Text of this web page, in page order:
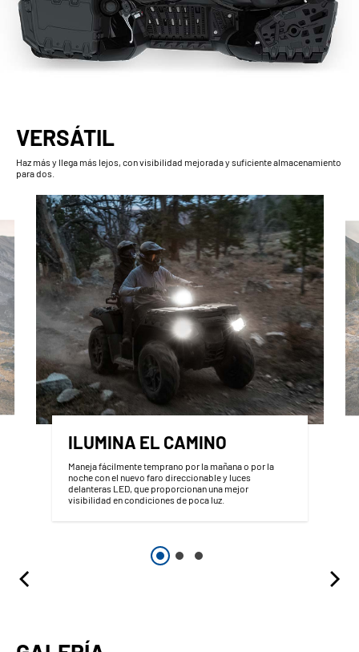
VERSÁTIL
Haz más y llega más lejos, con visibilidad mejorada y suficiente almacenamiento
para dos.
ILUMINA EL CAMINO
Maneja fácilmente temprano por la mañana o por la
noche con el nuevo faro direccionable y luces
delanteras LED, que proporcionan una mejor
visibilidad en condiciones de poca luz.